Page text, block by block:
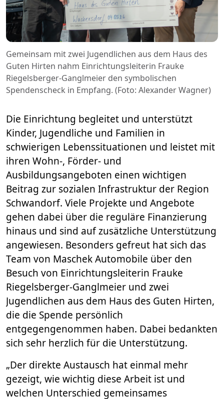
Gemeinsam mit zwei Jugendlichen aus dem Haus des
Guten Hirten nahm Einrichtungsleiterin Frauke
Riegelsberger-Ganglmeier den symbolischen
Spendenscheck in Empfang. (Foto: Alexander Wagner)
Die Einrichtung begleitet und unterstützt
Kinder, Jugendliche und Familien in
schwierigen Lebenssituationen und leistet mit
ihren Wohn-, Förder- und
Ausbildungsangeboten einen wichtigen
Beitrag zur sozialen Infrastruktur der Region
Schwandorf. Viele Projekte und Angebote
gehen dabei über die reguläre Finanzierung
hinaus und sind auf zusätzliche Unterstützung
angewiesen. Besonders gefreut hat sich das
Team von Maschek Automobile über den
Besuch von Einrichtungsleiterin Frauke
Riegelsberger-Ganglmeier und zwei
Jugendlichen aus dem Haus des Guten Hirten,
die die Spende persönlich
entgegengenommen haben. Dabei bedankten
sich sehr herzlich für die Unterstützung.
„Der direkte Austausch hat einmal mehr
gezeigt, wie wichtig diese Arbeit ist und
welchen Unterschied gemeinsames